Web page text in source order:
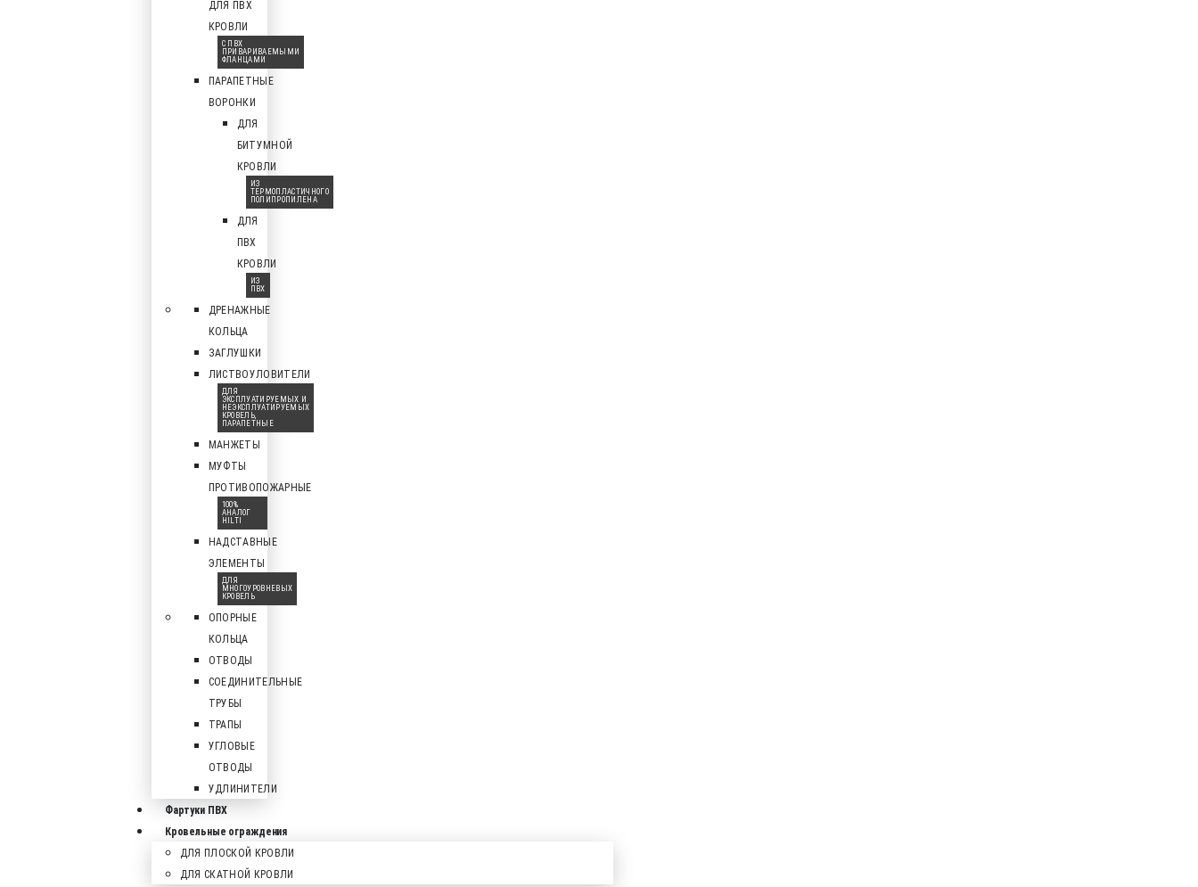
ДЛЯ ПВХ
КРОВЛИ
С ПВХ
ПРИВАРИВАЕМЫМИ
ФЛАНЦАМИ
ПАРАПЕТНЫЕ
ВОРОНКИ
ДЛЯ
БИТУМНОЙ
КРОВЛИ
ИЗ
ТЕРМОПЛАСТИЧНОГО
ПОЛИПРОПИЛЕНА
ДЛЯ
ПВХ
КРОВЛИ
ИЗ
ПВХ
ДРЕНАЖНЫЕ
КОЛЬЦА
ЗАГЛУШКИ
ЛИСТВОУЛОВИТЕЛИ
ДЛЯ
ЭКСПЛУАТИРУЕМЫХ И
НЕЭКСПЛУАТИРУЕМЫХ
КРОВЕЛЬ,
ПАРАПЕТНЫЕ
МАНЖЕТЫ
МУФТЫ
ПРОТИВОПОЖАРНЫЕ
100%
АНАЛОГ
HILTI
НАДСТАВНЫЕ
ЭЛЕМЕНТЫ
ДЛЯ
МНОГОУРОВНЕВЫХ
КРОВЕЛЬ
ОПОРНЫЕ
КОЛЬЦА
ОТВОДЫ
СОЕДИНИТЕЛЬНЫЕ
ТРУБЫ
ТРАПЫ
УГЛОВЫЕ
ОТВОДЫ
УДЛИНИТЕЛИ
Фартуки ПВХ
Кровельные ограждения
ДЛЯ ПЛОСКОЙ КРОВЛИ
ДЛЯ СКАТНОЙ КРОВЛИ